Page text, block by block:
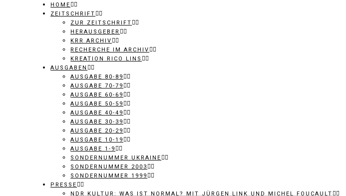
HOME
ZEITSCHRIFT
ZUR ZEITSCHRIFT
HERAUSGEBER
KRR ARCHIV
RECHERCHE IM ARCHIV
KREATION RICO LINS
AUSGABEN
AUSGABE 80-89
AUSGABE 70-79
AUSGABE 60-69
AUSGABE 50-59
AUSGABE 40-49
AUSGABE 30-39
AUSGABE 20-29
AUSGABE 10-19
AUSGABE 1-9
SONDERNUMMER UKRAINE
SONDERNUMMER 2003
SONDERNUMMER 1999
PRESSE
NDR KULTUR: WAS IST NORMAL? MIT JÜRGEN LINK UND MICHEL FOUCAULT